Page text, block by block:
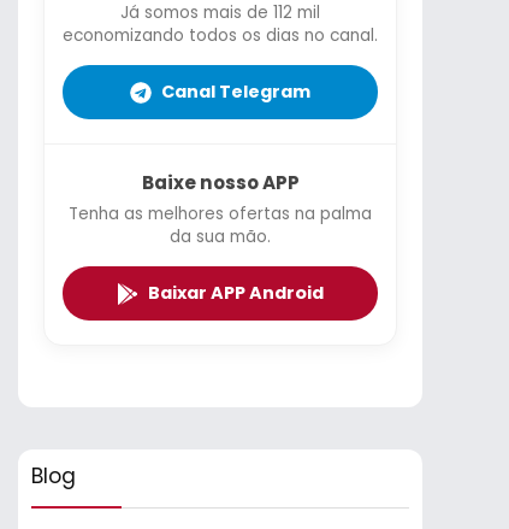
Já somos mais de 112 mil
economizando todos os dias no canal.
Canal Telegram
Baixe nosso APP
Tenha as melhores ofertas na palma
da sua mão.
Baixar APP Android
Blog